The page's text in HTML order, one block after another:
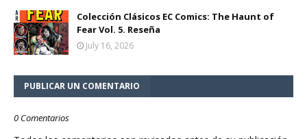
Colección Clásicos EC Comics: The Haunt of
Fear Vol. 5. Reseña
July 16, 2026
PUBLICAR UN COMENTARIO
0 Comentarios